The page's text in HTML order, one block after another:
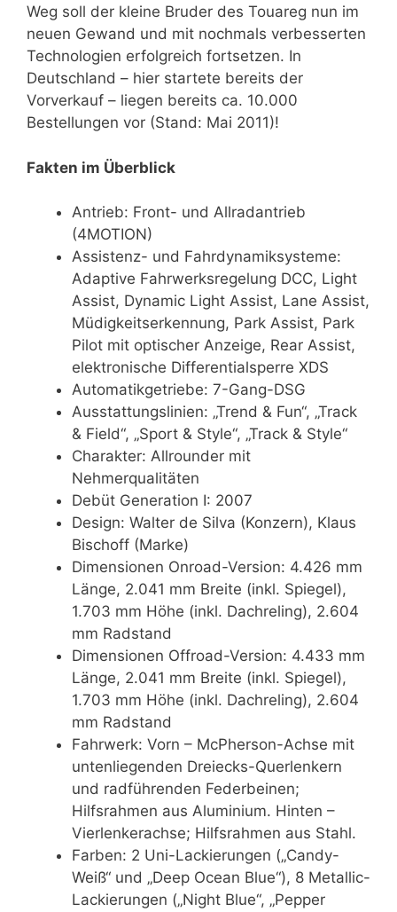
Weg soll der kleine Bruder des Touareg nun im
neuen Gewand und mit nochmals verbesserten
Technologien erfolgreich fortsetzen. In
Deutschland – hier startete bereits der
Vorverkauf – liegen bereits ca. 10.000
Bestellungen vor (Stand: Mai 2011)!
Fakten im Überblick
Antrieb: Front- und Allradantrieb
(4MOTION)
Assistenz- und Fahrdynamiksysteme:
Adaptive Fahrwerksregelung DCC, Light
Assist, Dynamic Light Assist, Lane Assist,
Müdigkeitserkennung, Park Assist, Park
Pilot mit optischer Anzeige, Rear Assist,
elektronische Differentialsperre XDS
Automatikgetriebe: 7-Gang-DSG
Ausstattungslinien: „Trend & Fun“, „Track
& Field“, „Sport & Style“, „Track & Style“
Charakter: Allrounder mit
Nehmerqualitäten
Debüt Generation I: 2007
Design: Walter de Silva (Konzern), Klaus
Bischoff (Marke)
Dimensionen Onroad-Version: 4.426 mm
Länge, 2.041 mm Breite (inkl. Spiegel),
1.703 mm Höhe (inkl. Dachreling), 2.604
mm Radstand
Dimensionen Offroad-Version: 4.433 mm
Länge, 2.041 mm Breite (inkl. Spiegel),
1.703 mm Höhe (inkl. Dachreling), 2.604
mm Radstand
Fahrwerk: Vorn – McPherson-Achse mit
untenliegenden Dreiecks-Querlenkern
und radführenden Federbeinen;
Hilfsrahmen aus Aluminium. Hinten –
Vierlenkerachse; Hilfsrahmen aus Stahl.
Farben: 2 Uni-Lackierungen („Candy-
Weiß“ und „Deep Ocean Blue“), 8 Metallic-
Lackierungen („Night Blue“, „Pepper